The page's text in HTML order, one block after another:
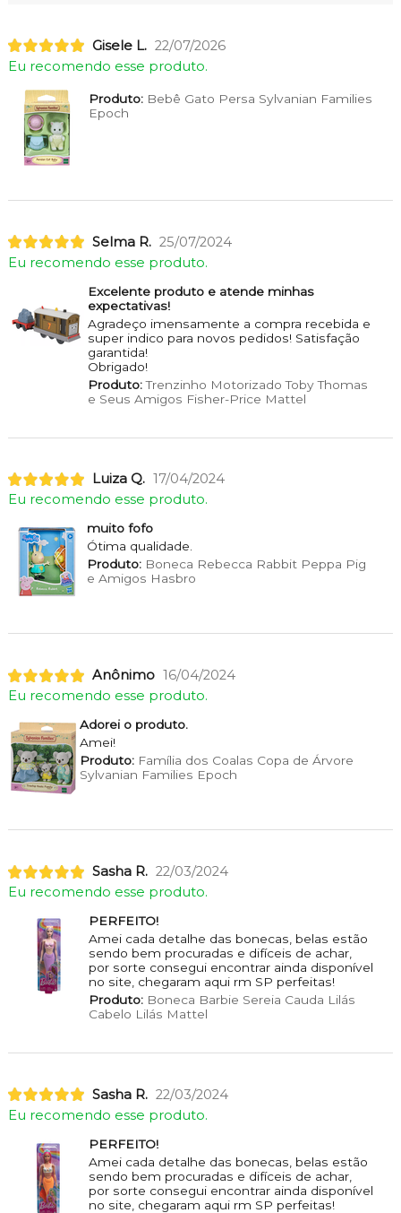
Gisele L. 22/07/2026
Eu recomendo esse produto.
Produto:Bebê Gato Persa Sylvanian Families
Epoch
Selma R. 25/07/2024
Eu recomendo esse produto.
Excelente produto e atende minhas
expectativas!
Agradeço imensamente a compra recebida e
super indico para novos pedidos! Satisfação
garantida!
Obrigado!
Produto:Trenzinho Motorizado Toby Thomas
e Seus Amigos Fisher-Price Mattel
Luiza Q. 17/04/2024
Eu recomendo esse produto.
muito fofo
Ótima qualidade.
Produto:Boneca Rebecca Rabbit Peppa Pig
e Amigos Hasbro
Anônimo 16/04/2024
Eu recomendo esse produto.
Adorei o produto.
Amei!
Produto:Família dos Coalas Copa de Árvore
Sylvanian Families Epoch
Sasha R. 22/03/2024
Eu recomendo esse produto.
PERFEITO!
Amei cada detalhe das bonecas, belas estão
sendo bem procuradas e difíceis de achar,
por sorte consegui encontrar ainda disponível
no site, chegaram aqui rm SP perfeitas!
Produto:Boneca Barbie Sereia Cauda Lilás
Cabelo Lilás Mattel
Sasha R. 22/03/2024
Eu recomendo esse produto.
PERFEITO!
Amei cada detalhe das bonecas, belas estão
sendo bem procuradas e difíceis de achar,
por sorte consegui encontrar ainda disponível
no site, chegaram aqui rm SP perfeitas!